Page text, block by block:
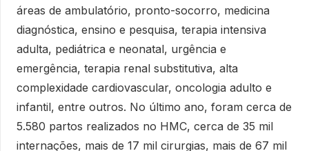
áreas de ambulatório, pronto-socorro, medicina
diagnóstica, ensino e pesquisa, terapia intensiva
adulta, pediátrica e neonatal, urgência e
emergência, terapia renal substitutiva, alta
complexidade cardiovascular, oncologia adulto e
infantil, entre outros. No último ano, foram cerca de
5.580 partos realizados no HMC, cerca de 35 mil
internações, mais de 17 mil cirurgias, mais de 67 mil